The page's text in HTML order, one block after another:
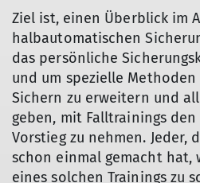
Ziel ist, einen Überblick im
halbautomatischen
das persönliche
und um spezielle
Sichern zu erweitern und
geben, mit Falltrainings
Vorstieg zu nehmen. Jeder,
schon einmal gemacht hat,
eines solchen Trainings zu